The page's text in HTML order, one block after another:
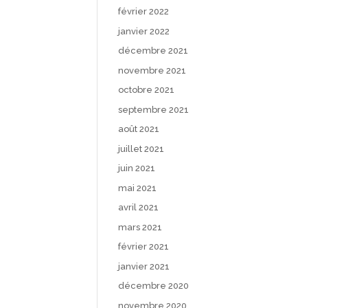
février 2022
janvier 2022
décembre 2021
novembre 2021
octobre 2021
septembre 2021
août 2021
juillet 2021
juin 2021
mai 2021
avril 2021
mars 2021
février 2021
janvier 2021
décembre 2020
novembre 2020